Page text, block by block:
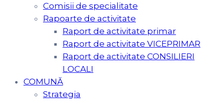
Comisii de specialitate
Rapoarte de activitate
Raport de activitate primar
Raport de activitate VICEPRIMAR
Raport de activitate CONSILIERI
LOCALI
COMUNĂ
Strategia